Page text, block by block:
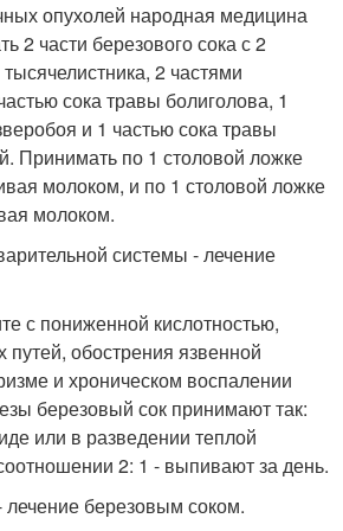
опухолей народная медицина
2 части березового сока с 2
2 частями
сока травы болиголова, 1
и 1 частью сока травы
Принимать по 1 столовой ложке
молоком, и по 1 столовой ложке
молоком.
системы - лечение
с пониженной кислотностью,
путей, обострения язвенной
и хроническом воспалении
березовый сок принимают так:
или в разведении теплой
2: 1 - выпивают за день.
березовым соком.